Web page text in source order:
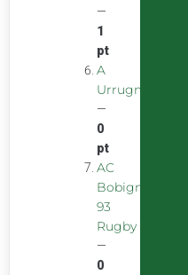
—
1
pt
A
Urrugnarrak
—
0
pt
AC
Bobigny
93
Rugby
—
0